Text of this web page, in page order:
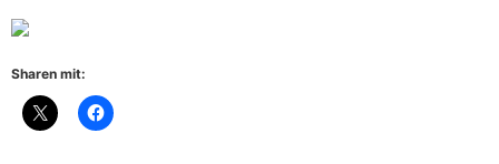
Sharen mit: